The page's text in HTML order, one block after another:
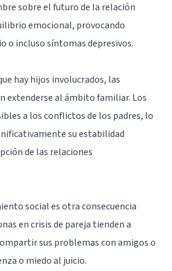
sobre el futuro de la relación
emocional, provocando
o inclusosíntomas depresivos.
hay hijos involucrados, las
extenderse al ámbito familiar. Los
a los conflictos de los padres, lo
su estabilidad
de las relaciones
social es otra consecuencia
en crisis de pareja tienden a
sus problemas con amigos o
o miedo al juicio.